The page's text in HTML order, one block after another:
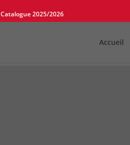
Catalogue 2025/2026
Accueil